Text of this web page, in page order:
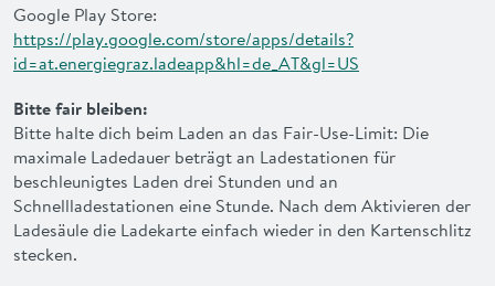
Google Play Store:
https://play.google.com/store/apps/details?
id=at.energiegraz.ladeapp&hl=de_AT&gl=US
Bitte fair bleiben:
Bitte halte dich beim Laden an das Fair-Use-Limit: Die
maximale Ladedauer beträgt an Ladestationen für
beschleunigtes Laden drei Stunden und an
Schnellladestationen eine Stunde. Nach dem Aktivieren der
Ladesäule die Ladekarte einfach wieder in den Kartenschlitz
stecken.